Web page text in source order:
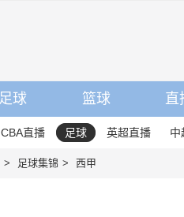
足球 篮球 直
CBA直播 足球 英超直播 中
足球集锦 西甲